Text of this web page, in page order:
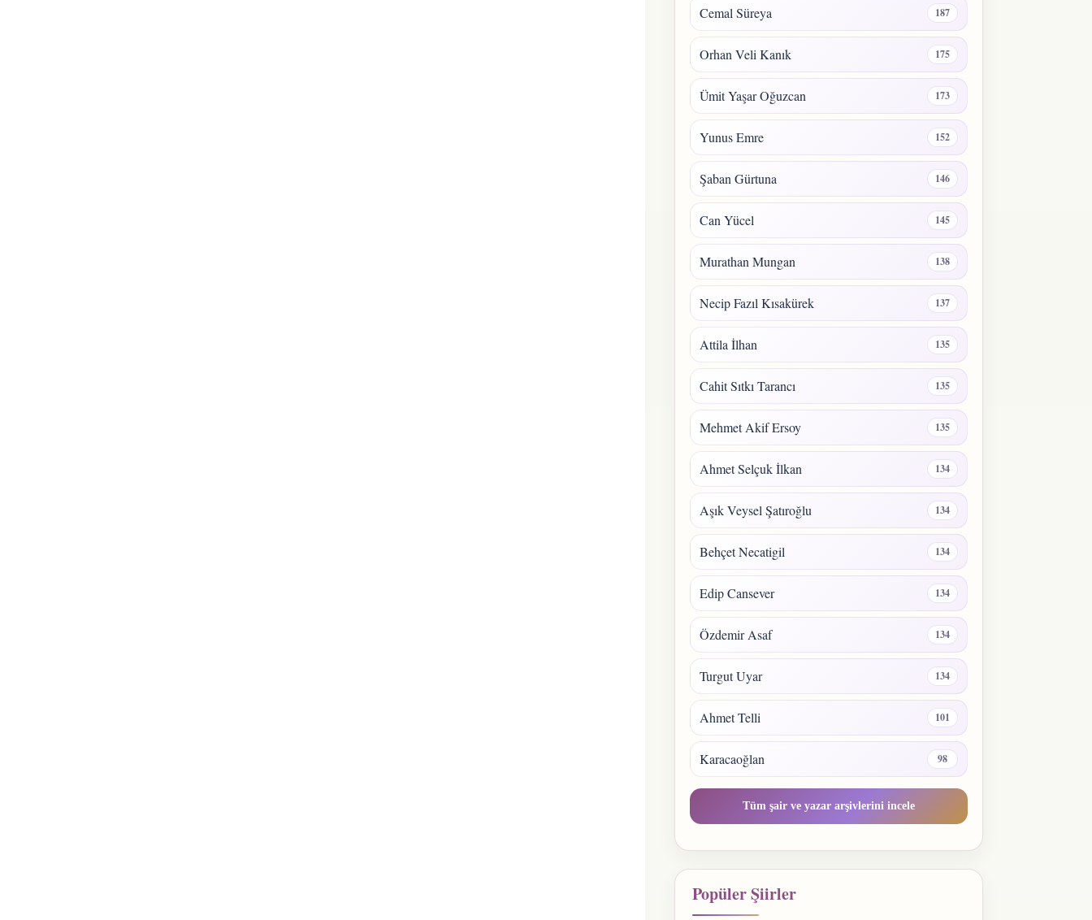
Cemal Süreya 187
Orhan Veli Kanık 175
Ümit Yaşar Oğuzcan 173
Yunus Emre 152
Şaban Gürtuna 146
Can Yücel 145
Murathan Mungan 138
Necip Fazıl Kısakürek 137
Attila İlhan 135
Cahit Sıtkı Tarancı 135
Mehmet Akif Ersoy 135
Ahmet Selçuk İlkan 134
Aşık Veysel Şatıroğlu 134
Behçet Necatigil 134
Edip Cansever 134
Özdemir Asaf 134
Turgut Uyar 134
Ahmet Telli 101
Karacaoğlan 98
Tüm şair ve yazar arşivlerini incele
Popüler Şiirler